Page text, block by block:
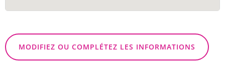
MODIFIEZ OU COMPLÉTEZ LES INFORMATIONS